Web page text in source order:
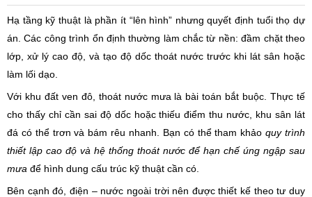
Hạ tầng kỹ thuật là phần ít “lên hình” nhưng quyết định tuổi thọ dự
án. Các công trình ổn định thường làm chắc từ nền: đầm chặt theo
lớp, xử lý cao độ, và tạo độ dốc thoát nước trước khi lát sân hoặc
làm lối dạo.
Với khu đất ven đô, thoát nước mưa là bài toán bắt buộc. Thực tế
cho thấy chỉ cần sai độ dốc hoặc thiếu điểm thu nước, khu sân lát
đá có thể trơn và bám rêu nhanh. Bạn có thể tham khảoquy trình
thiết lập cao độ và hệ thống thoát nước để hạn chế úng ngập sau
mưa để hình dung cấu trúc kỹ thuật cần có.
Bên cạnh đó, điện – nước ngoài trời nên được thiết kế theo tư duy